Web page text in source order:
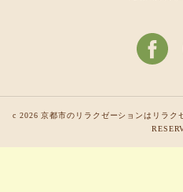
c 2026 京都市のリラクゼーションはリラ